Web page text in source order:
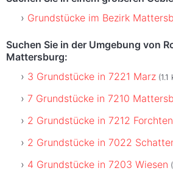
Grundstücke im Bezirk
Suchen Sie in der Umgebung von
Mattersburg:
3 Grundstücke in 7221 Marz (1.1
7 Grundstücke in 7210
2 Grundstücke in 7212
2 Grundstücke in 7022
4 Grundstücke in 7203 Wiesen